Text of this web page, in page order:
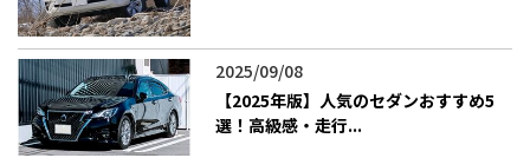
2025/09/08
【2025年版】人気のセダンおすすめ5
選！高級感・走行...